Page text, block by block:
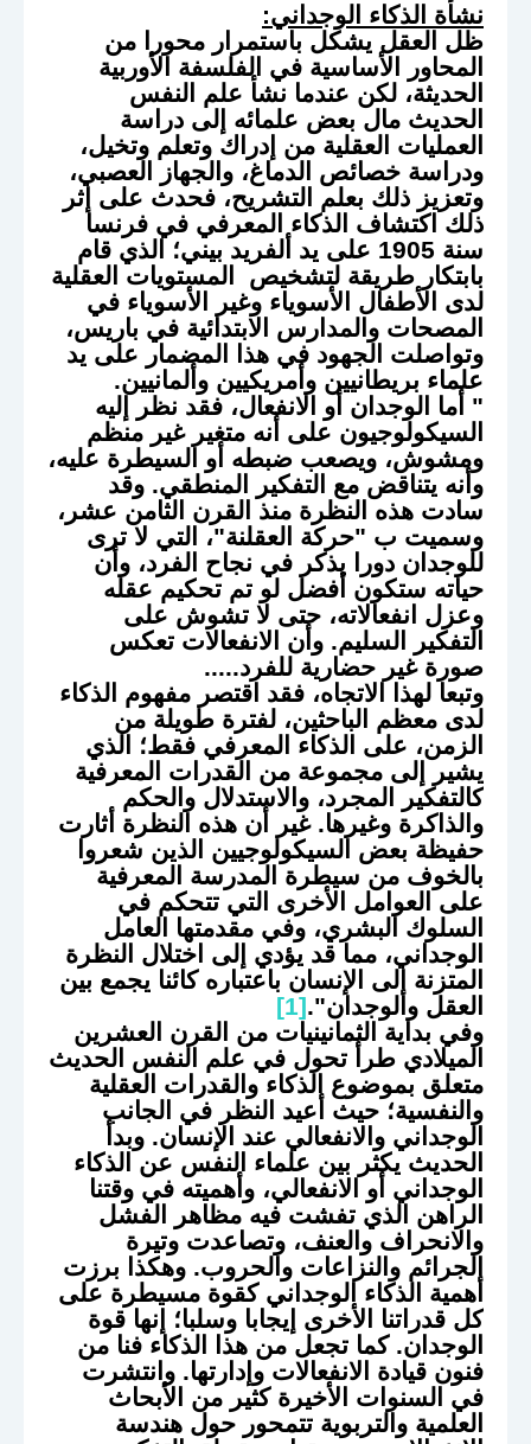
نشأة الذكاء الوجداني:
ظل العقل يشكل باستمرار محورا من
المحاور الأساسية في الفلسفة الأوربية
الحديثة، لكن عندما نشأ علم النفس
الحديث مال بعض علمائه إلى دراسة
العمليات العقلية من إدراك وتعلم وتخيل،
ودراسة خصائص الدماغ، والجهاز العصبي،
وتعزيز ذلك بعلم التشريح، فحدث على إثر
ذلك اكتشاف الذكاء المعرفي في فرنسا
سنة 1905 على يد ألفريد بيني؛ الذي قام
بابتكار طريقة لتشخيص المستويات العقلية
لدى الأطفال الأسوياء وغير الأسوياء في
المصحات والمدارس الابتدائية في باريس،
وتواصلت الجهود في هذا المضمار على يد
علماء بريطانيين وأمريكيين وألمانيين.
" أما الوجدان أو الانفعال، فقد نظر إليه
السيكولوجيون على أنه متغير غير منظم
ومشوش، ويصعب ضبطه أو السيطرة عليه،
وأنه يتناقض مع التفكير المنطقي. وقد
سادت هذه النظرة منذ القرن الثامن عشر،
وسميت ب "حركة العقلنة"، التي لا ترى
للوجدان دورا يذكر في نجاح الفرد، وأن
حياته ستكون أفضل لو تم تحكيم عقله
وعزل انفعالاته، حتى لا تشوش على
التفكير السليم. وأن الانفعالات تعكس
صورة غير حضارية للفرد.....
وتبعا لهذا الاتجاه، فقد اقتصر مفهوم الذكاء
لدى معظم الباحثين، لفترة طويلة من
الزمن، على الذكاء المعرفي فقط؛ الذي
يشير إلى مجموعة من القدرات المعرفية
كالتفكير المجرد، والاستدلال والحكم
والذاكرة وغيرها. غير أن هذه النظرة أثارت
حفيظة بعض السيكولوجيين الذين شعروا
بالخوف من سيطرة المدرسة المعرفية
على العوامل الأخرى التي تتحكم في
السلوك البشري، وفي مقدمتها العامل
الوجداني، مما قد يؤدي إلى اختلال النظرة
المتزنة إلى الإنسان باعتباره كائنا يجمع بين
العقل والوجدان".[1]
وفي بداية الثمانينيات من القرن العشرين
الميلادي طرأ تحول في علم النفس الحديث
متعلق بموضوع الذكاء والقدرات العقلية
والنفسية؛ حيث أعيد النظر في الجانب
الوجداني والانفعالي عند الإنسان. وبدأ
الحديث يكثر بين علماء النفس عن الذكاء
الوجداني أو الانفعالي، وأهميته في وقتنا
الراهن الذي تفشت فيه مظاهر الفشل
والانحراف والعنف، وتصاعدت وتيرة
الجرائم والنزاعات والحروب. وهكذا برزت
أهمية الذكاء الوجداني كقوة مسيطرة على
كل قدراتنا الأخرى إيجابا وسلبا؛ إنها قوة
الوجدان. كما تجعل من هذا الذكاء فنا من
فنون قيادة الانفعالات وإدارتها. وانتشرت
في السنوات الأخيرة كثير من الأبحاث
العلمية والتربوية تتمحور حول هندسة